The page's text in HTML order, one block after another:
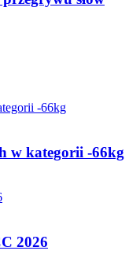
w kategorii -66kg
2026